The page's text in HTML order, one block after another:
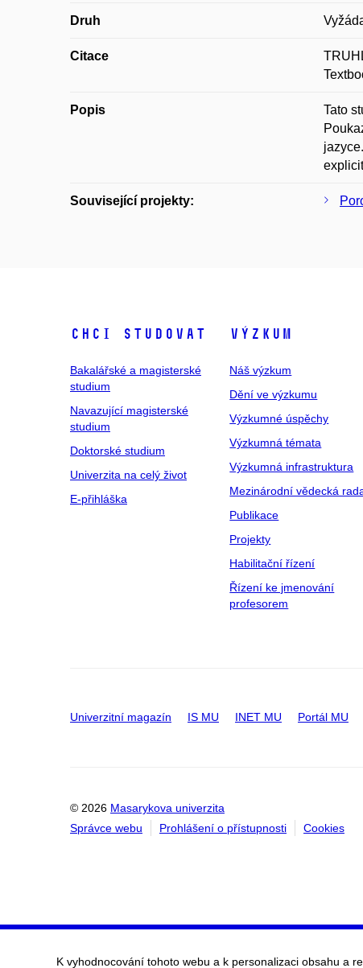
Druh
Citace
Popis
Tato
Související projekty:
Chci studovat
Bakalářské a magisterské
studium
Navazující magisterské
studium
Doktorské studium
Univerzita na celý život
E-přihláška
Výzkum
Náš výzkum
Dění ve výzkumu
Výzkumné úspěchy
Výzkumná témata
Výzkumná infrastruktura
Mezinárodní vědecká
Publikace
Projekty
Habilitační řízení
Řízení ke jmenování
profesorem
Univerzitní magazín IS MU INET MU Portál MU
© 2026 Masarykova univerzita
Správce webu
Prohlášení o přístupnosti Cookies
K vyhodnocování tohoto webu a k personalizaci obsahu a